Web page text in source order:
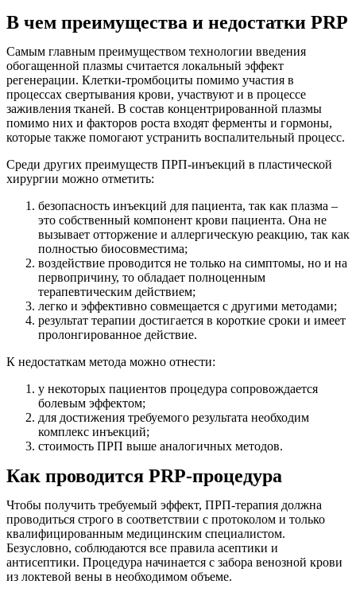
В чем преимущества и недостатки PRP
Самым главным преимуществом технологии введения
обогащенной плазмы считается локальный эффект
регенерации. Клетки-тромбоциты помимо участия в
процессах свертывания крови, участвуют и в процессе
заживления тканей. В состав концентрированной плазмы
помимо них и факторов роста входят ферменты и гормоны,
которые также помогают устранить воспалительный процесс.
Среди других преимуществ ПРП-инъекций в пластической
хирургии можно отметить:
безопасность инъекций для пациента, так как плазма –
это собственный компонент крови пациента. Она не
вызывает отторжение и аллергическую реакцию, так как
полностью биосовместима;
воздействие проводится не только на симптомы, но и на
первопричину, то обладает полноценным
терапевтическим действием;
легко и эффективно совмещается с другими методами;
результат терапии достигается в короткие сроки и имеет
пролонгированное действие.
К недостаткам метода можно отнести:
у некоторых пациентов процедура сопровождается
болевым эффектом;
для достижения требуемого результата необходим
комплекс инъекций;
стоимость ПРП выше аналогичных методов.
Как проводится PRP-процедура
Чтобы получить требуемый эффект, ПРП-терапия должна
проводиться строго в соответствии с протоколом и только
квалифицированным медицинским специалистом.
Безусловно, соблюдаются все правила асептики и
антисептики. Процедура начинается с забора венозной крови
из локтевой вены в необходимом объеме.